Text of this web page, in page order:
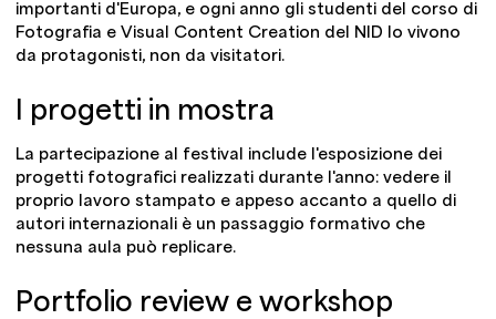
importanti d'Europa, e ogni anno gli studenti del corso di
Fotografia e Visual Content Creation del NID lo vivono
da protagonisti, non da visitatori.
I progetti in mostra
La partecipazione al festival include l'esposizione dei
progetti fotografici realizzati durante l'anno: vedere il
proprio lavoro stampato e appeso accanto a quello di
autori internazionali è un passaggio formativo che
nessuna aula può replicare.
Portfolio review e workshop